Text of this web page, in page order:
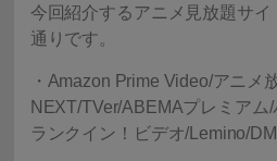
今回紹介するアニメ見放題サ
通りです。
・Amazon Prime Video/アニメ
NEXT/TVer/ABEMAプレミアム
ランクイン！ビデオ/Lemino/